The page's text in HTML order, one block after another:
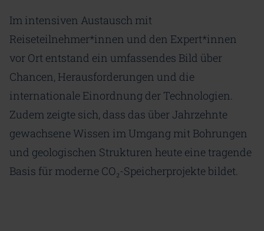
Im intensiven Austausch mit
Reiseteilnehmer*innen und den Expert*innen
vor Ort entstand ein umfassendes Bild über
Chancen, Herausforderungen und die
internationale Einordnung der Technologien.
Zudem zeigte sich, dass das über Jahrzehnte
gewachsene Wissen im Umgang mit Bohrungen
und geologischen Strukturen heute eine tragende
Basis für moderne CO₂-Speicherprojekte bildet.